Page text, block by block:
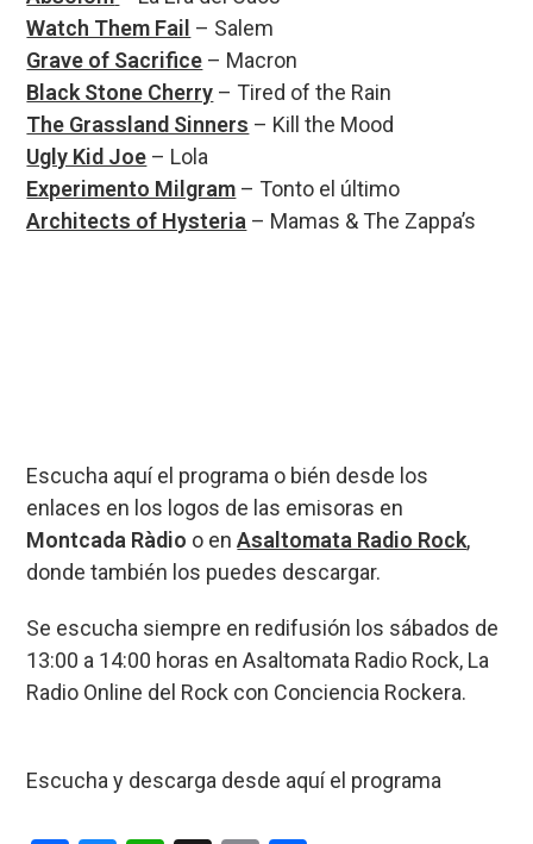
Watch Them Fail – Salem
Grave of Sacrifice – Macron
Black Stone Cherry – Tired of the Rain
The Grassland Sinners – Kill the Mood
Ugly Kid Joe – Lola
Experimento Milgram – Tonto el último
Architects of Hysteria – Mamas & The Zappa’s
Escucha aquí el programa o bién desde los
enlaces en los logos de las emisoras en
Montcada Ràdio o enAsaltomata Radio Rock,
donde también los puedes descargar.
Se escucha siempre en redifusión los sábados de
13:00 a 14:00 horas en Asaltomata Radio Rock, La
Radio Online del Rock con Conciencia Rockera.
Escucha y descarga desde aquí el programa